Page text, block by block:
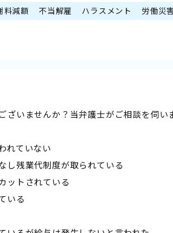
料減額 不当解雇 ハラスメント 労働災
いませんか？当弁護士がご相談を伺い
れていない
し残業代制度が取られている
ットされている
いる